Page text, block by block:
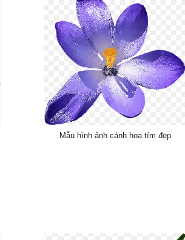
Mẫu hình ảnh cánh hoa tím đẹp